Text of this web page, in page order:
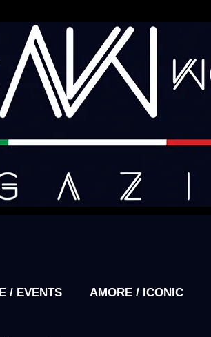
/ EVENTS AMORE / ICONIC